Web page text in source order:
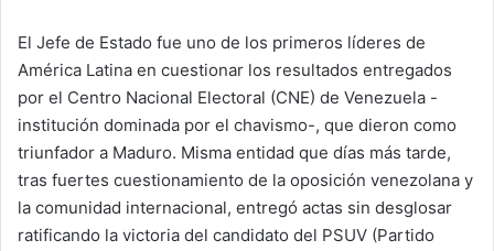
El Jefe de Estado fue uno de los primeros líderes de
América Latina en cuestionar los resultados entregados
por el Centro Nacional Electoral (CNE) de Venezuela -
institución dominada por el chavismo-, que dieron como
triunfador a Maduro. Misma entidad que días más tarde,
tras fuertes cuestionamiento de la oposición venezolana y
la comunidad internacional, entregó actas sin desglosar
ratificando la victoria del candidato del PSUV (Partido